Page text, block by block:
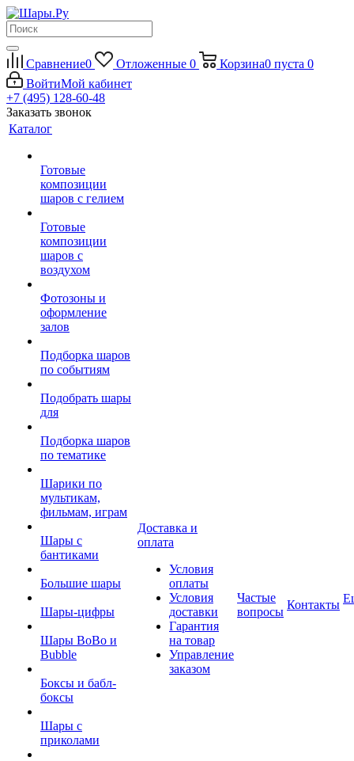
Сравнение0 Отложенные 0 Корзина0 пуста 0
ВойтиМой кабинет
+7 (495) 128-60-48
Заказать звонок
Каталог
Готовые
композиции
шаров с гелием
Готовые
композиции
шаров с
воздухом
Фотозоны и
оформление
залов
Подборка шаров
по событиям
Подобрать шары
для
Подборка шаров
по тематике
Шарики по
мультикам,
фильмам, играм
Шары с
бантиками
Большие шары
Шары-цифры
Шары BoBo и
Bubble
Боксы и бабл-
боксы
Шары с
приколами
Доставка и
оплата
Условия
оплаты
Условия
доставки
Гарантия
на товар
Управление
заказом
Частые
вопросы
Контакты